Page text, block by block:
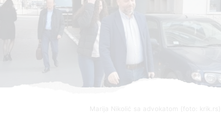
Marija Nikolić sa advokatom (foto: krik.rs)